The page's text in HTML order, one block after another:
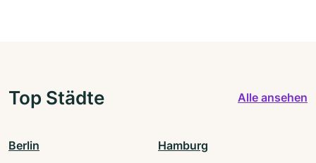
Top Städte Alle ansehen
Berlin Hamburg